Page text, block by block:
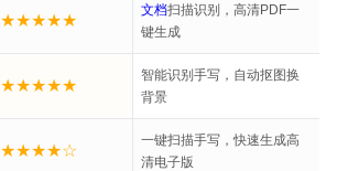
★★★★★
文档扫描识别，高清PDF一
键生成
★★★★★
智能识别手写，自动抠图换
背景
★★★★☆
一键扫描手写，快速生成高
清电子版